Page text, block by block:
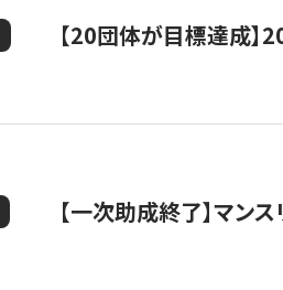
【20団体が目標達成】
【一次助成終了】マン